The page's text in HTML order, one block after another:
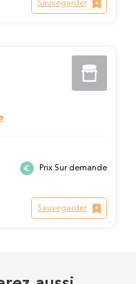
Sauvegarder
Prix Sur demande
Sauvegarder